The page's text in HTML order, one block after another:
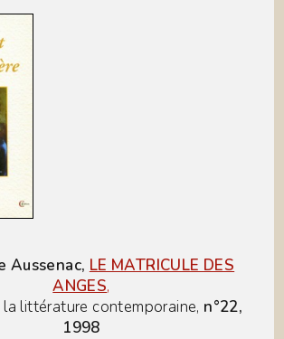
Aussenac, LE MATRICULE DES
ANGES,
littérature contemporaine, n°22,
1998